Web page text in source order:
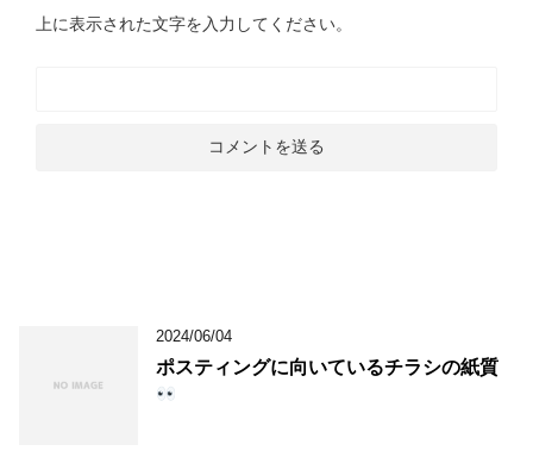
上に表示された文字を入力してください。
2024/06/04
ポスティングに向いているチラシの紙質